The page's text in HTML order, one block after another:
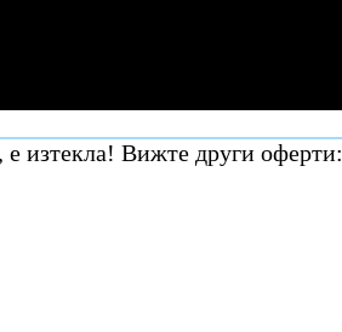
е изтекла! Вижте други оферти: